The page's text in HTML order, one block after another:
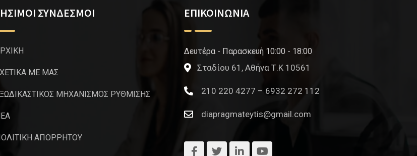
ΣΥΝΔΕΣΜΟΙ
ΜΕ ΜΑΣ
ΜΗΧΑΝΙΣΜΟΣ ΡΥΘΜΙΣΗΣ
ΑΠΟΡΡΗΤΟΥ
ΕΠΙΚΟΙΝΩΝΙΑ
Δευτέρα - Παρασκευή 10:00 - 18:00
Σταδίου 61, Αθήνα Τ.Κ 10561
210 220 4277 – 6932 272 112
diapragmateytis@gmail.com